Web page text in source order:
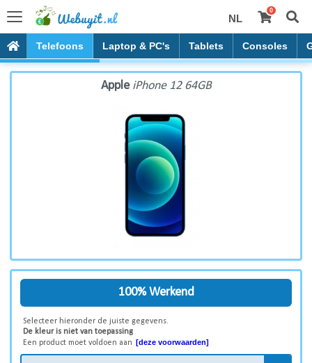
NL
0
Telefoons Laptop & PC's Tablets Consoles
Apple iPhone 12 64GB
Apple iPhone 12 64GB
100% Werkend
Selecteer hieronder de juiste gegevens.
De kleur is niet van toepassing
Een product moet voldoen aan [deze voorwaarden]